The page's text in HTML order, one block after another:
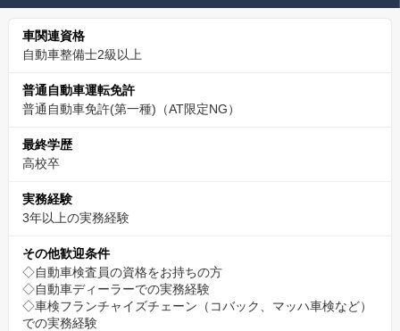
車関連資格
自動車整備士2級以上
普通自動車運転免許
普通自動車免許(第一種)（AT限定NG）
最終学歴
高校卒
実務経験
3年以上の実務経験
その他歓迎条件
◇自動車検査員の資格をお持ちの方
◇自動車ディーラーでの実務経験
◇車検フランチャイズチェーン（コバック、マッハ車検など）
での実務経験